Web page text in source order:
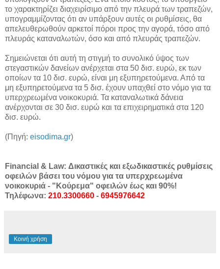
το χαρακτηρίζει διαχειρίσιμο από την πλευρά των τραπεζών,
υπογραμμίζοντας ότι αν υπάρξουν αυτές οι ρυθμίσεις, θα
απελευθερωθούν αρκετοί πόροι προς την αγορά, τόσο από
πλευράς καταναλωτών, όσο και από πλευράς τραπεζών.
Σημειώνεται ότι αυτή τη στιγμή το συνολικό ύψος των
στεγαστικών δανείων ανέρχεται στα 50 δισ. ευρώ, εκ των
οποίων τα 10 δισ. ευρώ, είναι μη εξυπηρετούμενα. Από τα
μη εξυπηρετούμενα τα 5 δισ. έχουν υπαχθεί στο νόμο για τα
υπερχρεωμένα νοικοκυριά. Τα καταναλωτικά δάνεια
ανέρχονται σε 30 δισ. ευρώ και τα επιχειρηματικά στα 120
δισ. ευρώ.
(Πηγή: eisodima.gr)
Financial & Law: Δικαστικές και εξωδικαστικές ρυθμίσεις
οφειλών βάσει του νόμου για τα υπερχρεωμένα
νοικοκυριά - "Κούρεμα" οφειλών έως και 90%!
Τηλέφωνα: 210.3300660 - 6945976642
Κοινή χρήση